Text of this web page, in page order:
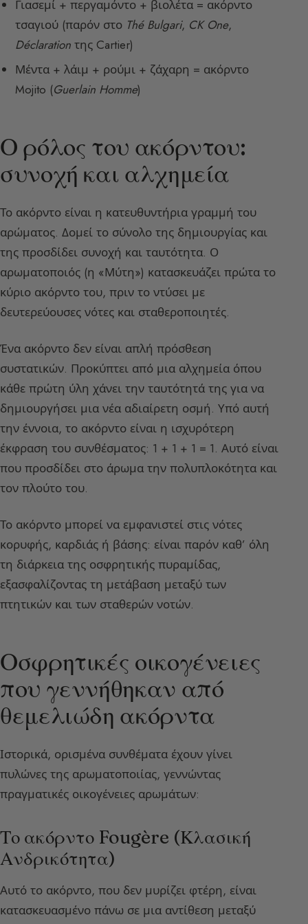
Γιασεμί + περγαμόντο + βιολέτα = ακόρντο
τσαγιού (παρόν στο Thé Bulgari, CK One,
Déclaration της Cartier)
Μέντα + λάιμ + ρούμι + ζάχαρη = ακόρντο
Mojito (Guerlain Homme)
Ο ρόλος του ακόρντου:
συνοχή και αλχημεία
Το ακόρντο είναι η κατευθυντήρια γραμμή του
αρώματος. Δομεί το σύνολο της δημιουργίας και
της προσδίδει συνοχή και ταυτότητα. Ο
αρωματοποιός (η «Μύτη») κατασκευάζει πρώτα το
κύριο ακόρντο του, πριν το ντύσει με
δευτερεύουσες νότες και σταθεροποιητές.
Ένα ακόρντο δεν είναι απλή πρόσθεση
συστατικών. Προκύπτει από μια αλχημεία όπου
κάθε πρώτη ύλη χάνει την ταυτότητά της για να
δημιουργήσει μια νέα αδιαίρετη οσμή. Υπό αυτή
την έννοια, το ακόρντο είναι η ισχυρότερη
έκφραση του συνθέσματος: 1 + 1 + 1 = 1. Αυτό είναι
που προσδίδει στο άρωμα την πολυπλοκότητα και
τον πλούτο του.
Το ακόρντο μπορεί να εμφανιστεί στις νότες
κορυφής, καρδιάς ή βάσης: είναι παρόν καθ’ όλη
τη διάρκεια της οσφρητικής πυραμίδας,
εξασφαλίζοντας τη μετάβαση μεταξύ των
πτητικών και των σταθερών νοτών.
Οσφρητικές οικογένειες
που γεννήθηκαν από
θεμελιώδη ακόρντα
Ιστορικά, ορισμένα συνθέματα έχουν γίνει
πυλώνες της αρωματοποιίας, γεννώντας
πραγματικές οικογένειες αρωμάτων:
Το ακόρντο Fougère (Κλασική
Ανδρικότητα)
Αυτό το ακόρντο, που δεν μυρίζει φτέρη, είναι
κατασκευασμένο πάνω σε μια αντίθεση μεταξύ